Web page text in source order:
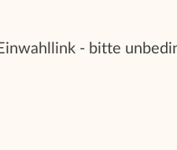
- bitte